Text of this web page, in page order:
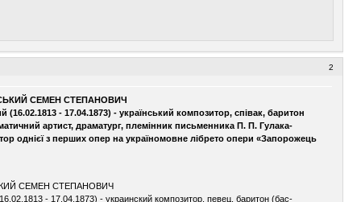
2
СЕМЕН СТЕПАНОВИЧ
(16.02.1813 - 17.04.1873) - український композитор, співак, баритон
артист, драматург, племінник письменника П. П. Гулака-
однієї з перших опер на україномовне лібрето опери «Запорожець
СЕМЕН СТЕПАНОВИЧ
- 17.04.1873) - украинский композитор, певец, баритон (бас-